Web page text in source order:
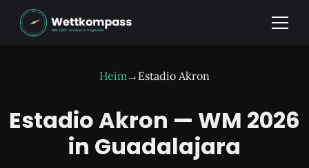
Heim→ Estadio Akron
Estadio Akron — WM 2026
in Guadalajara